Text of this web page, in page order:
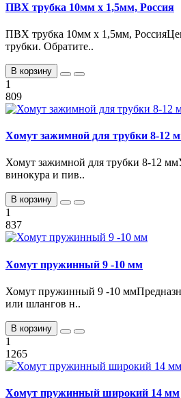
ПВХ трубка 10мм х 1,5мм, Россия
ПВХ трубка 10мм х 1,5мм,
трубки. Обратите..
В корзину
1
809
Хомут зажимной для трубки 8-12
Хомут зажимной для трубки 8-12
винокура и пив..
В корзину
1
837
Хомут пружинный 9 -10 мм
Хомут пружинный 9 -10
или шлангов н..
В корзину
1
1265
Хомут пружинный широкий 14 мм